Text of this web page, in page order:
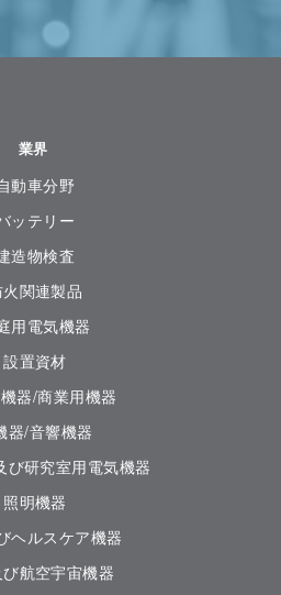
業界
動車分野
ッテリー
造物検査
火関連製品
用電気機器
設置資材
器/商業用機器
器/音響機器
び研究室用電気機器
照明機器
ヘルスケア機器
航空宇宙機器